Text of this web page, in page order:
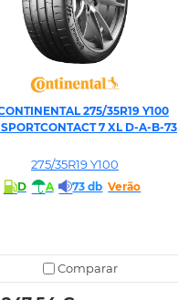
275/35R19 Y100
7 XL D-A-B-73
275/35R19 Y100
D A 73 db Verão
Comparar